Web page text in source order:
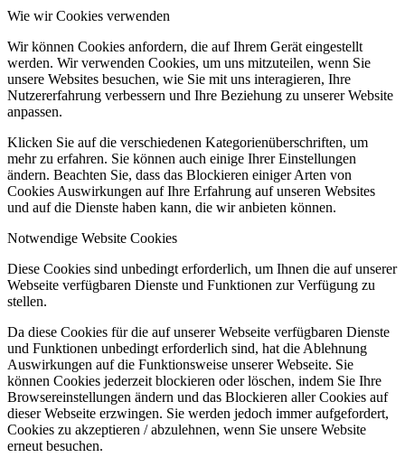
Wie wir Cookies verwenden
Wir können Cookies anfordern, die auf Ihrem Gerät eingestellt
werden. Wir verwenden Cookies, um uns mitzuteilen, wenn Sie
unsere Websites besuchen, wie Sie mit uns interagieren, Ihre
Nutzererfahrung verbessern und Ihre Beziehung zu unserer Website
anpassen.
Klicken Sie auf die verschiedenen Kategorienüberschriften, um
mehr zu erfahren. Sie können auch einige Ihrer Einstellungen
ändern. Beachten Sie, dass das Blockieren einiger Arten von
Cookies Auswirkungen auf Ihre Erfahrung auf unseren Websites
und auf die Dienste haben kann, die wir anbieten können.
Notwendige Website Cookies
Diese Cookies sind unbedingt erforderlich, um Ihnen die auf unserer
Webseite verfügbaren Dienste und Funktionen zur Verfügung zu
stellen.
Da diese Cookies für die auf unserer Webseite verfügbaren Dienste
und Funktionen unbedingt erforderlich sind, hat die Ablehnung
Auswirkungen auf die Funktionsweise unserer Webseite. Sie
können Cookies jederzeit blockieren oder löschen, indem Sie Ihre
Browsereinstellungen ändern und das Blockieren aller Cookies auf
dieser Webseite erzwingen. Sie werden jedoch immer aufgefordert,
Cookies zu akzeptieren / abzulehnen, wenn Sie unsere Website
erneut besuchen.